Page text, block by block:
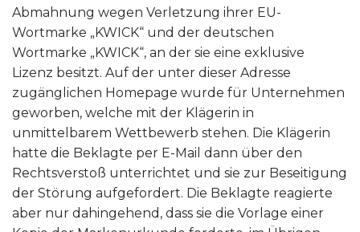
Abmahnung wegen Verletzung ihrer EU-
Wortmarke „KWICK“ und der deutschen
Wortmarke „KWICK“, an der sie eine exklusive
Lizenz besitzt. Auf der unter dieser Adresse
zugänglichen Homepage wurde für Unternehmen
geworben, welche mit der Klägerin in
unmittelbarem Wettbewerb stehen. Die Klägerin
hatte die Beklagte per E-Mail dann über den
Rechtsverstoß unterrichtet und sie zur Beseitigung
der Störung aufgefordert. Die Beklagte reagierte
aber nur dahingehend, dass sie die Vorlage einer